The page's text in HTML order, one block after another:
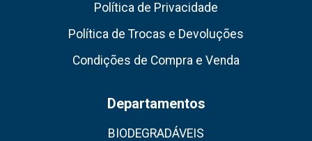
Política de Privacidade
Política de Trocas e Devoluções
Condições de Compra e Venda
Departamentos
BIODEGRADÁVEIS